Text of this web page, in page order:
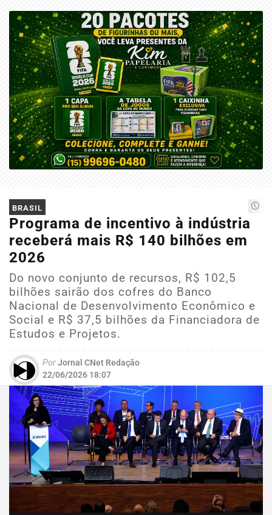
BRASIL
Programa de incentivo à indústria
receberá mais R$ 140 bilhões em
2026
Do novo conjunto de recursos, R$ 102,5
bilhões sairão dos cofres do Banco
Nacional de Desenvolvimento Econômico e
Social e R$ 37,5 bilhões da Financiadora de
Estudos e Projetos.
PorJornal CNet Redação
22/06/2026 18:07